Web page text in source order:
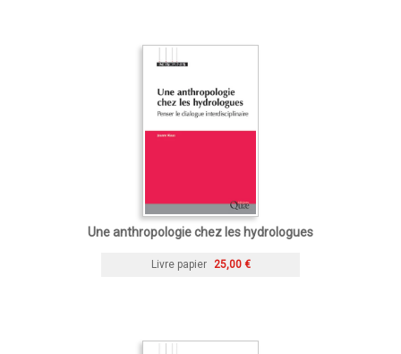
Une anthropologie chez les hydrologues
Livre papier 25,00 €